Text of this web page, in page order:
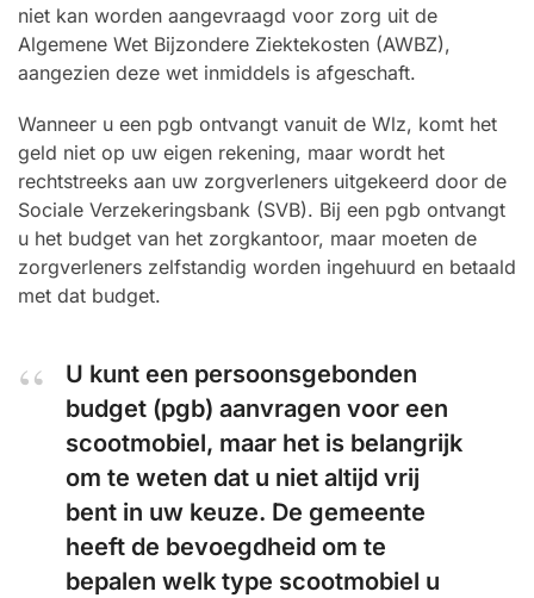
niet kan worden aangevraagd voor zorg uit de
Algemene Wet Bijzondere Ziektekosten (AWBZ),
aangezien deze wet inmiddels is afgeschaft.
Wanneer u een pgb ontvangt vanuit de Wlz, komt het
geld niet op uw eigen rekening, maar wordt het
rechtstreeks aan uw zorgverleners uitgekeerd door de
Sociale Verzekeringsbank (SVB). Bij een pgb ontvangt
u het budget van het zorgkantoor, maar moeten de
zorgverleners zelfstandig worden ingehuurd en betaald
met dat budget.
U kunt een persoonsgebonden
budget (pgb) aanvragen voor een
scootmobiel, maar het is belangrijk
om te weten dat u niet altijd vrij
bent in uw keuze. De gemeente
heeft de bevoegdheid om te
bepalen welk type scootmobiel u